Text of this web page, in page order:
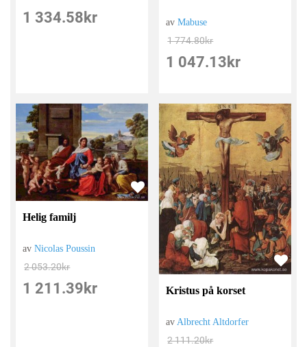
1 334.58 kr avMabuse
1 774.80kr
1 047.13 kr
Helig familj
avNicolas Poussin
2 053.20kr
1 211.39 kr Kristus på korset
avAlbrecht Altdorfer
2 111.20kr